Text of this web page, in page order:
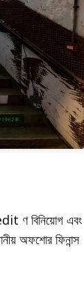
ণ বিনিয়োগ এবং
অফশোর ফিনান্স